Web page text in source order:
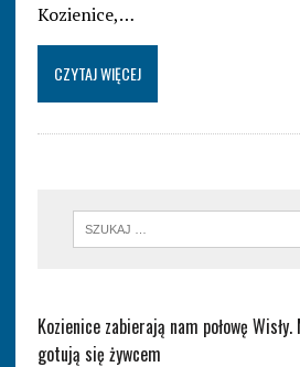
Kozienice,…
CZYTAJ WIĘCEJ
Kozienice zabierają nam połowę
gotują się żywcem